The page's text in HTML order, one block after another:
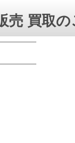
売 買取